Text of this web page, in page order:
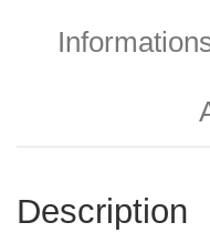
Description